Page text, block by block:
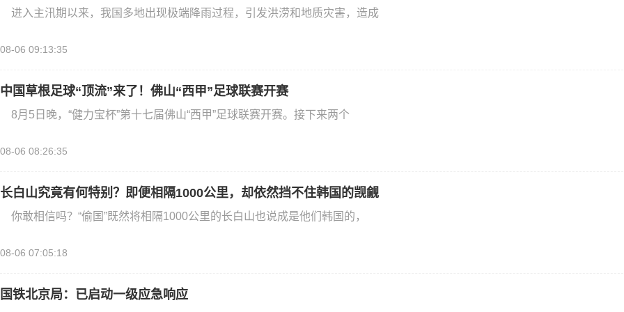
进入主汛期以来，我国多地出现极端降雨过程，引发洪涝和地质灾害，造成
08-06 09:13:35
中国草根足球“顶流”来了！佛山“西甲”足球联赛开赛
8月5日晚，“健力宝杯”第十七届佛山“西甲”足球联赛开赛。接下来两个
08-06 08:26:35
长白山究竟有何特别？即便相隔1000公里，却依然挡不住韩国的觊觎
你敢相信吗？“偷国”既然将相隔1000公里的长白山也说成是他们韩国的，
08-06 07:05:18
国铁北京局：已启动一级应急响应